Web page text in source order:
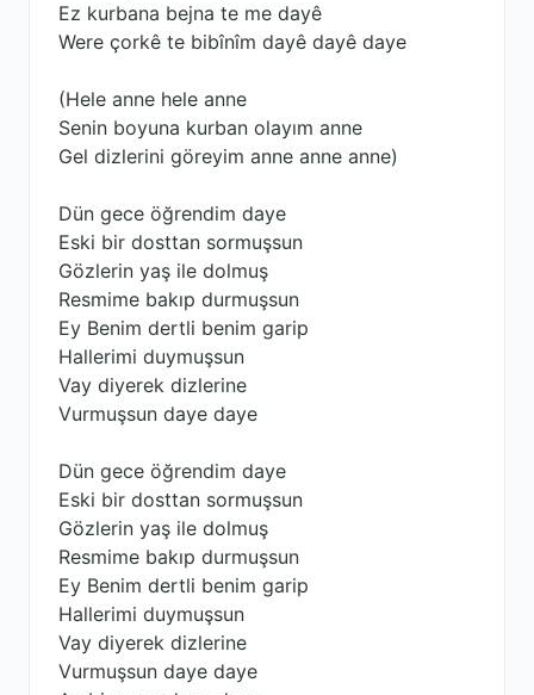
Ez kurbana bejna te me dayê
Were çorkê te bibînîm dayê dayê daye
(Hele anne hele anne
Senin boyuna kurban olayım anne
Gel dizlerini göreyim anne anne anne)
Dün gece öğrendim daye
Eski bir dosttan sormuşsun
Gözlerin yaş ile dolmuş
Resmime bakıp durmuşsun
Ey Benim dertli benim garip
Hallerimi duymuşsun
Vay diyerek dizlerine
Vurmuşsun daye daye
Dün gece öğrendim daye
Eski bir dosttan sormuşsun
Gözlerin yaş ile dolmuş
Resmime bakıp durmuşsun
Ey Benim dertli benim garip
Hallerimi duymuşsun
Vay diyerek dizlerine
Vurmuşsun daye daye